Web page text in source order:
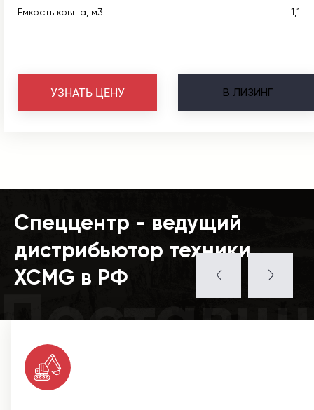
Емкость ковша, м3
1,1
В ЛИЗИНГ
УЗНАТЬ ЦЕНУ
Спеццентр - ведущий
дистрибьютор техники
XCMG в РФ